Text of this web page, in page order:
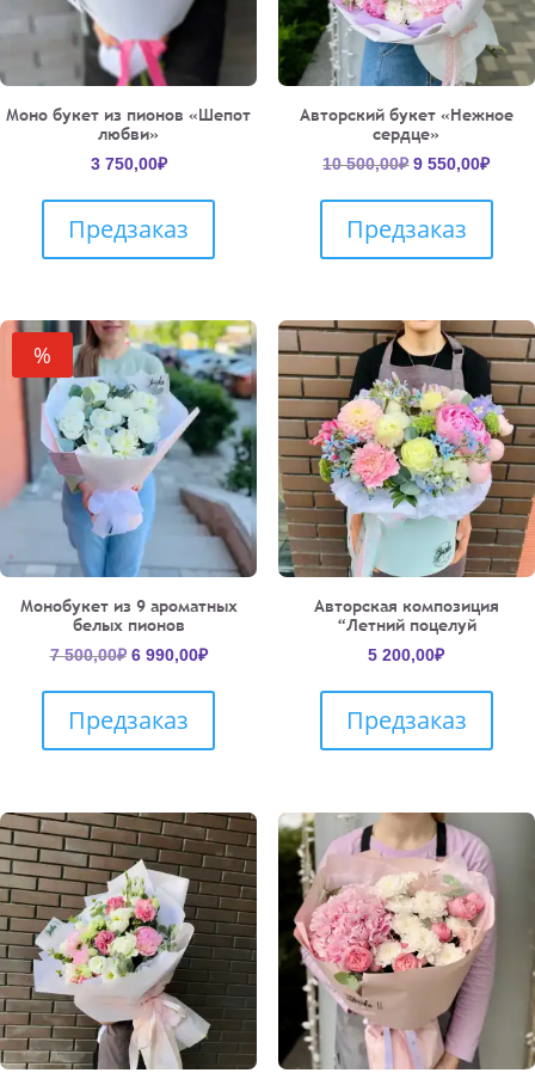
Моно букет из пионов «Шепот
любви»
3 750,00₽
Предзаказ
Авторский букет «Нежное
сердце»
10 500,00₽
10
500,00₽.
9 550,00₽
Предзаказ
%
Монобукет из 9 ароматных
белых пионов
7 500,00₽ Первоначальная
7
500,00₽.
6 990,00₽Текущая
Предзаказ
Авторская композиция
“Летний поцелуй
5 200,00₽
Предзаказ